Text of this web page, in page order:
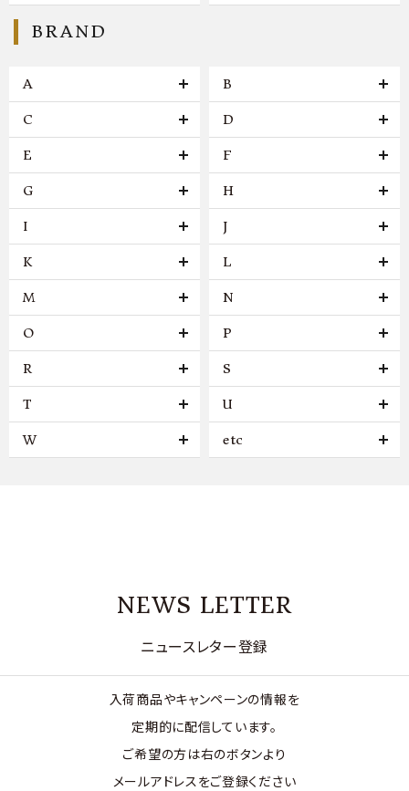
BRAND
A B
C D
E F
G H
I J
K L
M N
O P
R S
T U
W etc
NEWS LETTER
ニュースレター登録
入荷商品やキャンペーンの情報を
定期的に配信しています。
ご希望の方は右のボタンより
メールアドレスをご登録ください